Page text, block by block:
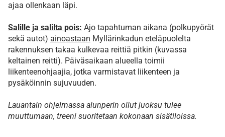
ajaa ollenkaan läpi.
Salille ja salilta pois: Ajo tapahtuman aikana (polkupyörät
sekä autot) ainoastaan Myllärinkadun eteläpuolelta
rakennuksen takaa kulkevaa reittiä pitkin (kuvassa
keltainen reitti). Päiväsaikaan alueella toimii
liikenteenohjaajia, jotka varmistavat liikenteen ja
pysäköinnin sujuvuuden.
Lauantain ohjelmassa alunperin ollut juoksu tulee
muuttumaan, treeni suoritetaan kokonaan sisätiloissa.